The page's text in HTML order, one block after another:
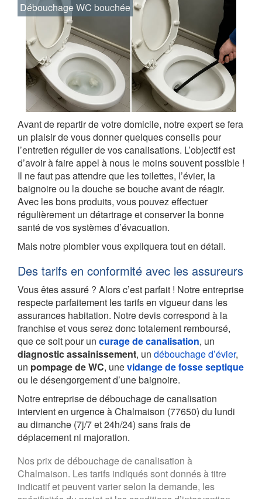
Débouchage WC bouchée
Avant de repartir de votre domicile, notre expert se fera
un plaisir de vous donner quelques conseils pour
l’entretien régulier de vos canalisations. L’objectif est
d’avoir à faire appel à nous le moins souvent possible !
Il ne faut pas attendre que les toilettes, l’évier, la
baignoire ou la douche se bouche avant de réagir.
Avec les bons produits, vous pouvez effectuer
régulièrement un détartrage et conserver la bonne
santé de vos systèmes d’évacuation.
Mais notre plombier vous expliquera tout en détail.
Des tarifs en conformité avec les assureurs
Vous êtes assuré ? Alors c’est parfait ! Notre entreprise
respecte parfaitement les tarifs en vigueur dans les
assurances habitation. Notre devis correspond à la
franchise et vous serez donc totalement remboursé,
que ce soit pour un curage de canalisation, un
diagnostic assainissement, un débouchage d’évier,
un pompage de WC, unevidange de fosse septique
ou le désengorgement d’une baignoire.
Notre entreprise de débouchage de canalisation
intervient en urgence à Chalmaison (77650) du lundi
au dimanche (7j/7 et 24h/24) sans frais de
déplacement ni majoration.
Nos prix de débouchage de canalisation à
Chalmaison. Les tarifs indiqués sont donnés à titre
indicatif et peuvent varier selon la demande, les